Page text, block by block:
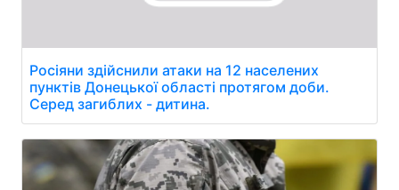
Росіяни здійснили атаки на 12 населених
пунктів Донецької області протягом доби.
Серед загиблих - дитина.